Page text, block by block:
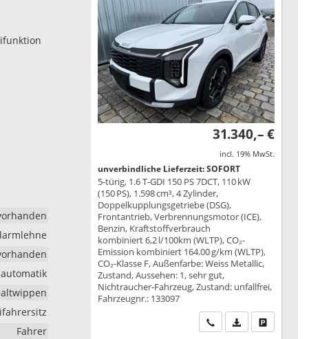
Fahrer
31.340,– €
incl. 19% MwSt.
unverbindliche Lieferzeit: SOFORT
5-türig, 1.6 T-GDI 150 PS 7DCT, 110 kW
(150 PS), 1.598 cm³, 4 Zylinder,
Doppelkupplungsgetriebe (DSG),
Frontantrieb, Verbrennungsmotor (ICE),
Benzin, Kraftstoffverbrauch
kombiniert 6,2 l/100km (WLTP), CO₂-
Emission kombiniert 164.00 g/km (WLTP),
CO₂-Klasse F, Außenfarbe: Weiss Metallic,
Zustand, Aussehen: 1, sehr gut,
Nichtraucher-Fahrzeug, Zustand: unfallfrei,
Fahrzeugnr.: 133097
Wir rufen Sie an
PDF-Datei,Drucken,